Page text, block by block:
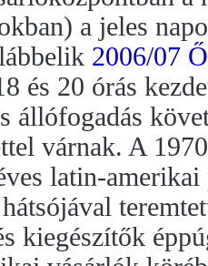
a jeles
2006/07
és 20 órás
állófogadás
várnak. A
latin-
kiegészítők